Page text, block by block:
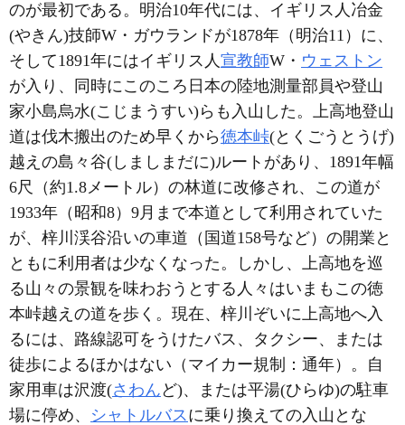
のが最初である。明治10年代には、イギリス人冶金
(やきん)技師W・ガウランドが1878年（明治11）に、
そして1891年にはイギリス人宣教師W・ ウェストン
が入り、同時にこのころ日本の陸地測量部員や登山
家小島烏水(こじまうすい)らも入山した。上高地登山
道は伐木搬出のため早くから徳本峠(とくごうとうげ)
越えの島々谷(しましまだに)ルートがあり、1891年幅
6尺（約1.8メートル）の林道に改修され、この道が
1933年（昭和8）9月まで本道として利用されていた
が、梓川渓谷沿いの車道（国道158号など）の開業と
ともに利用者は少なくなった。しかし、上高地を巡
る山々の景観を味わおうとする人々はいまもこの徳
本峠越えの道を歩く。現在、梓川ぞいに上高地へ入
るには、路線認可をうけたバス、タクシー、または
徒歩によるほかはない（マイカー規制：通年）。自
家用車は沢渡(さわん ど)、または平湯(ひらゆ)の駐車
場に停め、 シャトルバスに乗り換えての入山とな